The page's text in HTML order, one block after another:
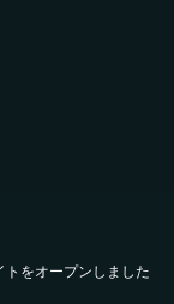
をオープンしました